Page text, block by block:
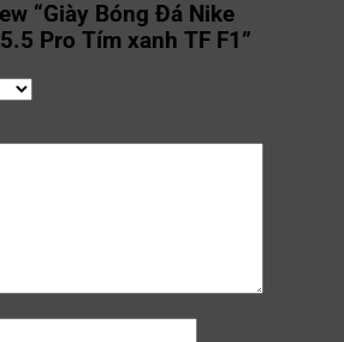
“Giày Bóng Đá Nike
Pro Tím xanh TF F1”